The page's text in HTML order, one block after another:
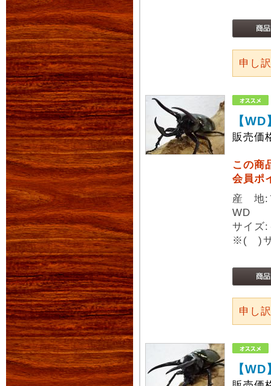
申し
【
販売価
この商
会員ポ
産 地:
WD
サイ
※( )サ
申し
【